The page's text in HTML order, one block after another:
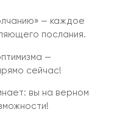
— каждое
послания.
—
сейчас!
вы на верном